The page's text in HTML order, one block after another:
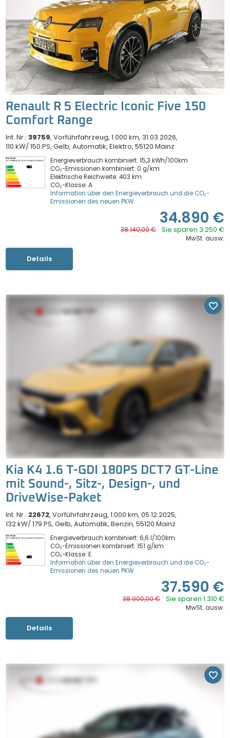
Renault R 5 Electric Iconic Five 150
Comfort Range
Int. Nr.: 39759 Vorführfahrzeug 1.000 km 31.03.2026
110 kW/ 150 PS Gelb Automatik Elektro 55120 Mainz
Energieverbrauch kombiniert: 15,3 kWh/100km
CO₂-Emissionen kombiniert: 0 g/km
Elektrische Reichweite: 403 km
CO₂-Klasse: A
Information über den Energieverbrauch und die CO₂-
Emissionen des neuen PKW
34.890 €
38.140,00 € Sie sparen 3.250 €
MwSt. ausw.
Details
Kia K4 1.6 T-GDI 180PS DCT7 GT-Line
mit Sound-, Sitz-, Design-, und
DriveWise-Paket
Int. Nr.: 22672 Vorführfahrzeug 1.000 km 05.12.2025
132 kW/ 179 PS Gelb Automatik Benzin 55120 Mainz
Energieverbrauch kombiniert: 6,6 l/100km
CO₂-Emissionen kombiniert: 151 g/km
CO₂-Klasse: E
Information über den Energieverbrauch und die CO₂-
Emissionen des neuen PKW
37.590 €
38.900,00 € Sie sparen 1.310 €
MwSt. ausw.
Details